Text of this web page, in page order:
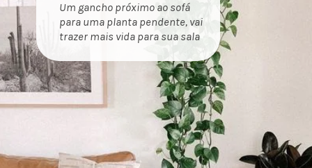
Um gancho próximo ao sofá
para uma planta pendente, vai
trazer mais vida para sua sala